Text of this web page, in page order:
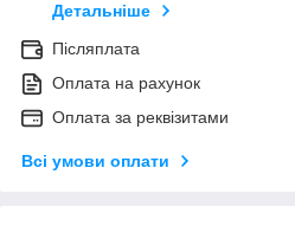
Детальніше
Післяплата
Оплата на рахунок
Оплата за реквізитами
Всі умови оплати